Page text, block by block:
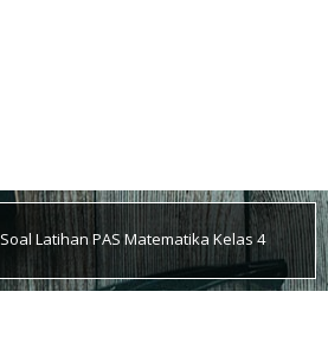
Soal Latihan PAS Matematika Kelas 4